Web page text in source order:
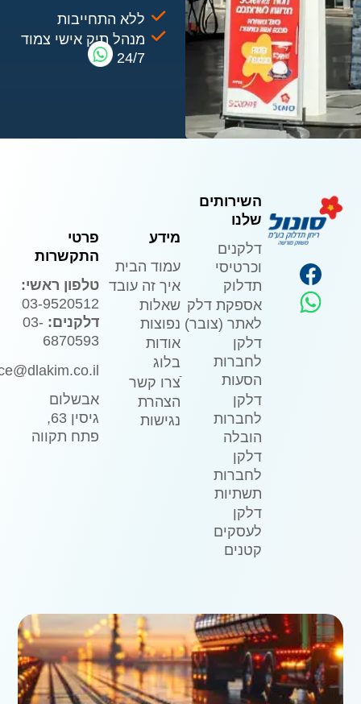
ללא התחייבות
מנהל תיק אישי צמוד
24/7
מידע
עמוד הבית
איך זה עובד
שאלות
נפוצות
אודות
בלוג
ֿצרו קשר
הצהרת
נגישות
השירותים
שלנו
דלקנים
וכרטיסי
תדלוק
אספקת דלק
לאתר (צובר)
דלקן
לחברות
הסעות
דלקן
לחברות
הובלה
דלקן
לחברות
תשתיות
דלקן
לעסקים
קטנים
פרטי
התקשרות
טלפון ראשי:
03-9520512
דלקנים: 03-
6870593
אבשלום
גיסין 63,
פתח תקווה